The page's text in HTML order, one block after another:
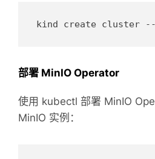
部署 MinIO Operator
使用 kubectl 部署 MinIO
MinIO 实例：